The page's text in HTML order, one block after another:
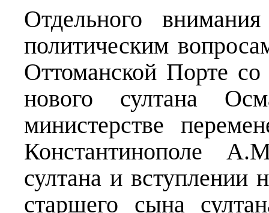
Отдельного
политическим
Оттоманской Порте со
нового султана
министерстве
Константинополе
султана и вступлении
старшего сына